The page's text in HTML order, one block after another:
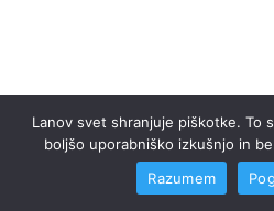
Lanov svet shranjuje piškotke. To
boljšo uporabniško izkušnjo in
Razumem